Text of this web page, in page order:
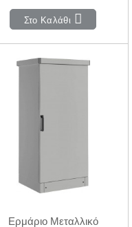
Στο Καλάθι
Ερμάριο Μεταλλικό